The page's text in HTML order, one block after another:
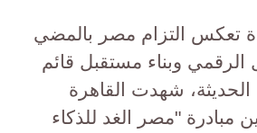
تعكس التزام مصر بالمضي
الرقمي وبناء مستقبل قائم
الحديثة، شهدت القاهرة
مبادرة "مصر الغد للذكاء